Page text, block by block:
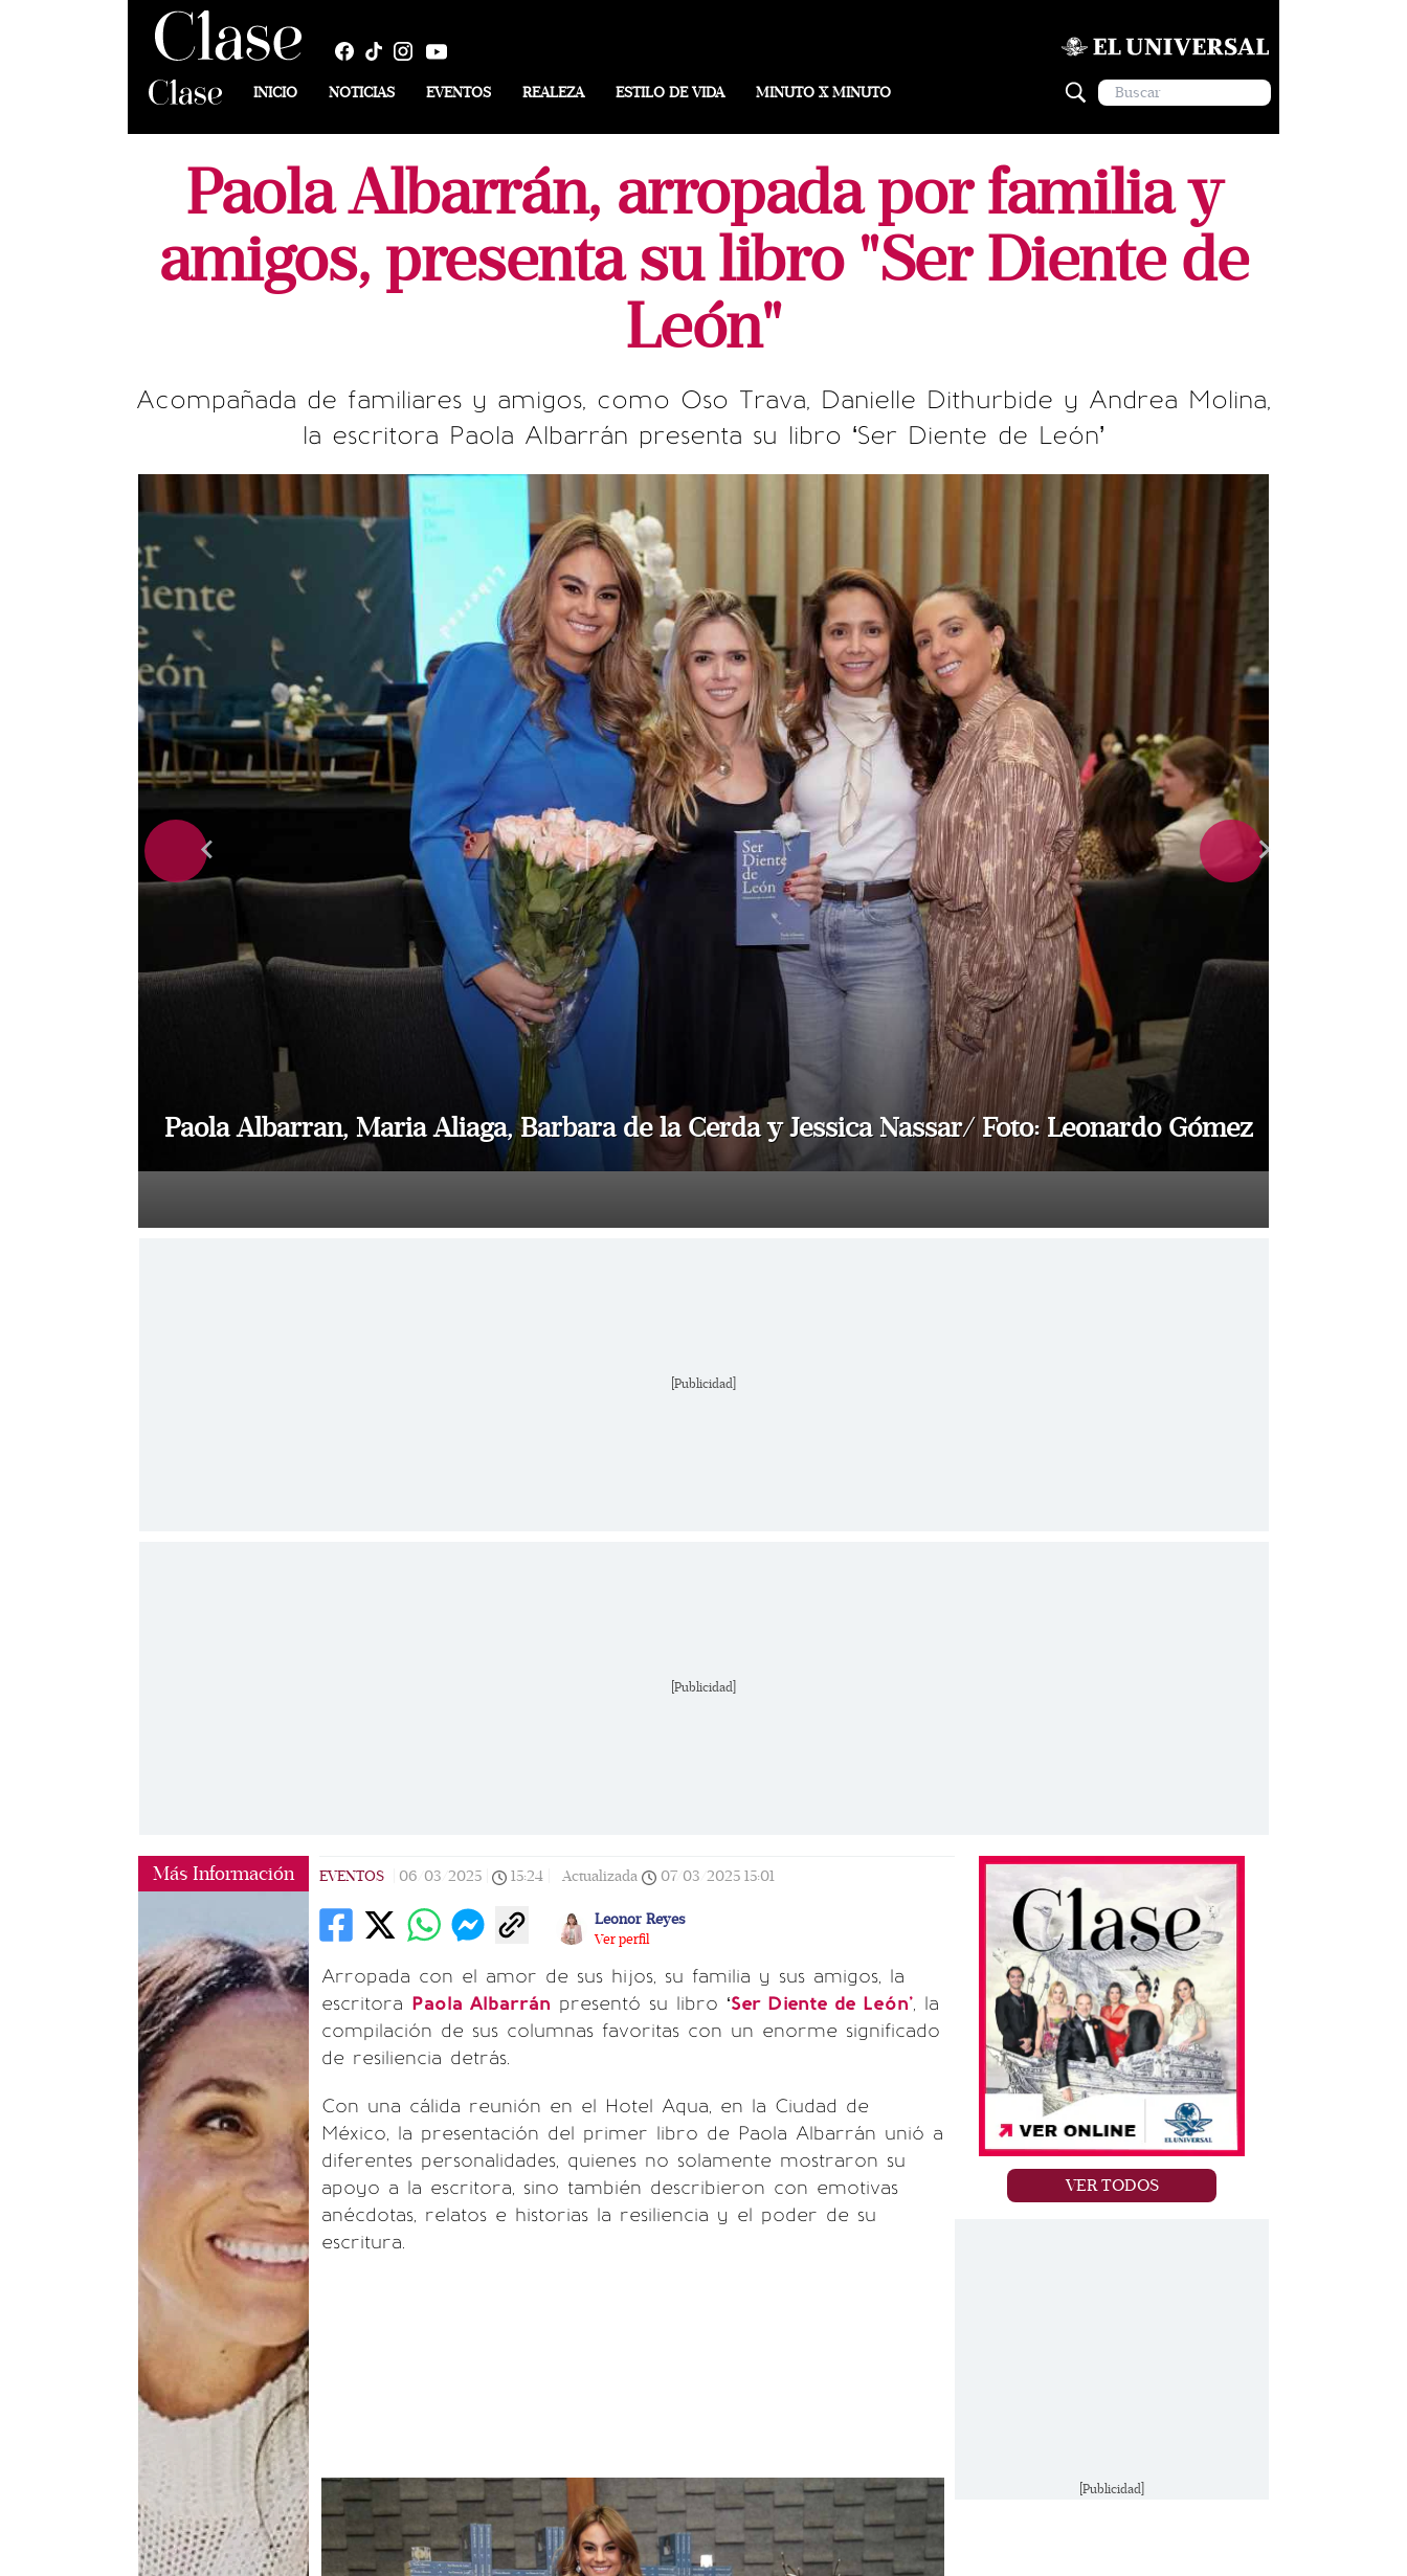
INICIO NOTICIAS EVENTOS REALEZA ESTILO DE VIDA MINUTO X MINUTO
Paola Albarrán, arropada por familia y
amigos, presenta su libro "Ser Diente de
León"
Acompañada de familiares y amigos, como Oso Trava, Danielle Dithurbide y Andrea Molina,
la escritora Paola Albarrán presenta su libro ‘Ser Diente de León’
Paola Albarran, Maria Aliaga, Barbara de la Cerda y Jessica Nassar/ Foto: Leonardo Gómez
[Publicidad]
[Publicidad]
Más Información EVENTOS 06/03/2025 15:24 Actualizada 07/03/2025 15:01
Leonor Reyes
Ver perfil
Arropada con el amor de sus hijos, su familia y sus amigos, la
escritora Paola Albarrán presentó su libro ‘Ser Diente de León’, la
compilación de sus columnas favoritas con un enorme significado
de resiliencia detrás.
Con una cálida reunión en el Hotel Aqua, en la Ciudad de
México, la presentación del primer libro de Paola Albarrán unió a
diferentes personalidades, quienes no solamente mostraron su
apoyo a la escritora, sino también describieron con emotivas
anécdotas, relatos e historias la resiliencia y el poder de su
escritura.
VER TODOS
[Publicidad]